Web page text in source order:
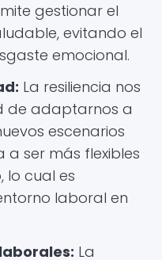
gestionar el
evitando el
emocional.
La resiliencia nos
de adaptarnos a
escenarios
a ser más flexibles
lo cual es
laboral en
La